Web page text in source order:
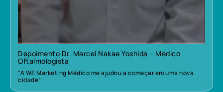
Depoimento Dr. Marcel Nakae Yoshida – Médico
Oftalmologista
“A WE Marketing Médico me ajudou a começar em uma nova
cidade”